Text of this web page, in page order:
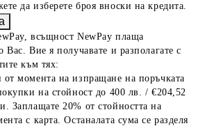
да изберете броя вноски на кредита.
всъщност NewPay плаща
Вас. Вие я получавате и разполагате с
към тях:
момента на изпращане на поръчката
на стойност до 400 лв. / €204,52
Заплащате 20% от стойността на
с карта. Останалата сума се разделя